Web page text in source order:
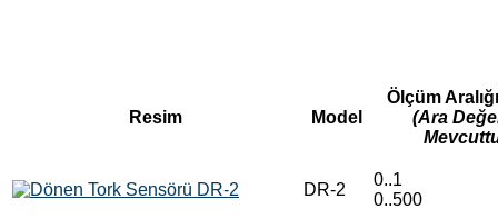
Resim Model
Ölçüm
(Ara
DR-2
0..1
0..500